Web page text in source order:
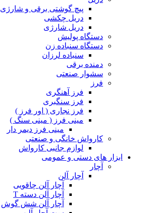
پیچ گوشتی برقی و شارژی
دریل چکشی
دریل شارژی
دستگاه پولیش
دستگاه سنباده زن
سنباده لرزان
دمنده برقی
سشوار صنعتی
فرز
فرز آهنگری
فرز سنگبری
فرز نجاری ( اور فرز )
مینی فرز ( مینی سنگ )
مینی فرز دیمر دار
کارواش خانگی و صنعتی
لوازم جانبی کارواش
ابزار های دستی و عمومی
آچار
آچار آلن
آچار آلن چاقویی
آچار آلن دسته T
آچار آلن شش گوش